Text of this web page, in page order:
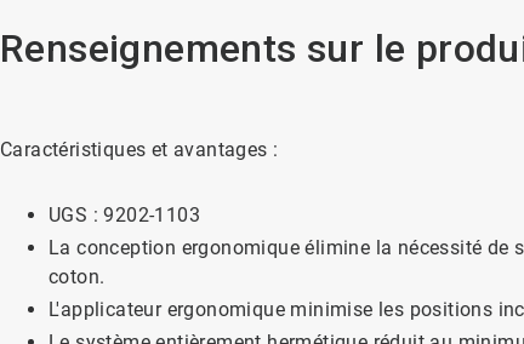
Renseignements sur le
Caractéristiques et avantages :
UGS : 9202-1103
La conception ergonomique élimine la nécessité de
coton.
L'applicateur ergonomique minimise les positions